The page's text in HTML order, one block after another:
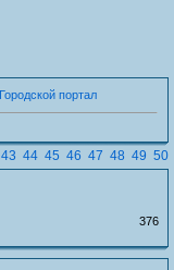
Городской портал
43 44 45 46 47 48 49 50
376